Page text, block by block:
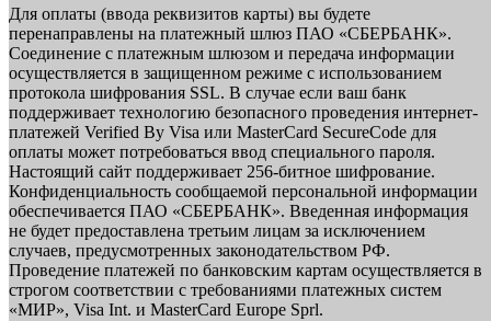
Для оплаты (ввода реквизитов карты) вы будете
перенаправлены на платежный шлюз ПАО «СБЕРБАНК».
Соединение с платежным шлюзом и передача информации
осуществляется в защищенном режиме с использованием
протокола шифрования SSL. В случае если ваш банк
поддерживает технологию безопасного проведения интернет-
платежей Verified By Visa или MasterCard SecureCode для
оплаты может потребоваться ввод специального пароля.
Настоящий сайт поддерживает 256-битное шифрование.
Конфиденциальность сообщаемой персональной информации
обеспечивается ПАО «СБЕРБАНК». Введенная информация
не будет предоставлена третьим лицам за исключением
случаев, предусмотренных законодательством РФ.
Проведение платежей по банковским картам осуществляется в
строгом соответствии с требованиями платежных систем
«МИР», Visa Int. и MasterCard Europe Sprl.